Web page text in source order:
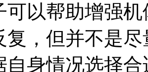
可以帮助增强
复，但并不是
自身情况选择